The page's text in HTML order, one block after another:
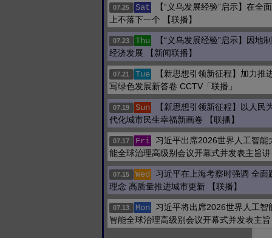
07.25 Sat
【“义乌发展经验”启示】在全
上不落下一个 【联播】
07.23 Thu
【“义乌发展经验”启示】因地
经济发展 【新闻联播】
07.21 Tue
【新思想引领新征程】加力推
写绿色发展新答卷 CCTV「联播」
07.19 Sun
【新思想引领新征程】以人民
代化城市民生幸福新画卷 【联播】
07.17 Fri
习近平出席2026世界人工智能
能全球治理高级别会议开幕式并发表主旨讲
07.15 Wed
习近平在上海考察时强调 全面
理念 高质量推进城市更新 【联播】
07.13 Mon
习近平将出席2026世界人工智
智能全球治理高级别会议开幕式并发表主旨